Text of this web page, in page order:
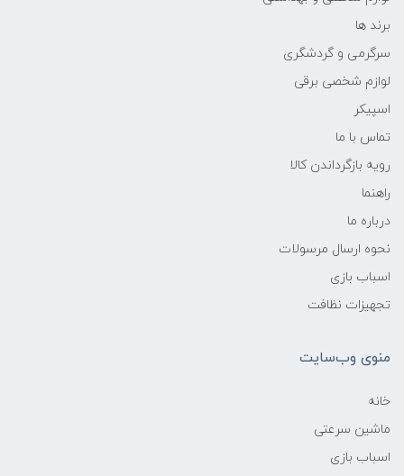
برند ها
سرگرمی و گردشگری
لوازم شخصی برقی
اسپیکر
تماس با ما
رویه بازگرداندن کالا
راهنما
درباره ما
نحوه ارسال مرسولات
اسباب بازی
تجهیزات نظافت
منوی وب‌سایت
خانه
ماشین سرعتی
اسباب بازی